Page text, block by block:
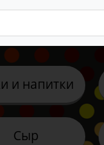
и напитки
Сыр